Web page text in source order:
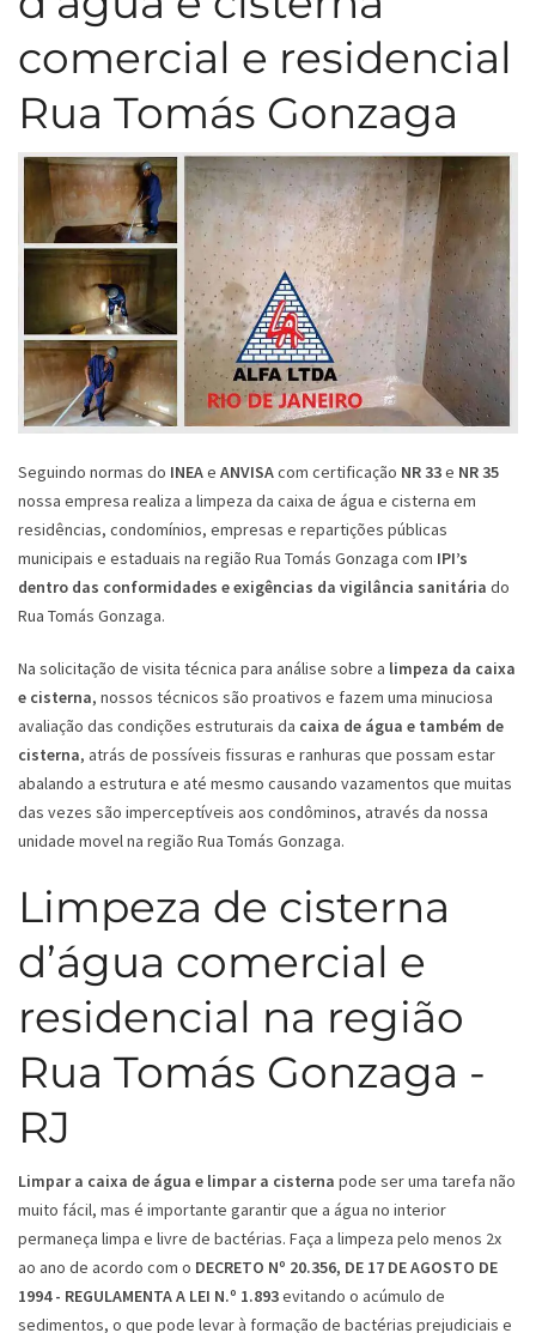
comercial e residencial
Rua Tomás Gonzaga
Seguindo normas do INEAe ANVISAcom certificação NR 33e NR 35
nossa empresa realiza a limpeza da caixa de água e cisterna em
residências, condomínios, empresas e repartições públicas
municipais e estaduais na região Rua Tomás Gonzaga com IPI’s
dentro das conformidades e exigências da vigilância sanitária do
Rua Tomás Gonzaga.
Na solicitação de visita técnica para análise sobre a limpeza da caixa
e cisterna, nossos técnicos são proativos e fazem uma minuciosa
avaliação das condições estruturais da caixa de água e também de
cisterna, atrás de possíveis fissuras e ranhuras que possam estar
abalando a estrutura e até mesmo causando vazamentos que muitas
das vezes são imperceptíveis aos condôminos, através da nossa
unidade movel na região Rua Tomás Gonzaga.
Limpeza de cisterna
d’água comercial e
residencial na região
Rua Tomás Gonzaga -
RJ
Limpar a caixa de água e limpar a cisterna pode ser uma tarefa não
muito fácil, mas é importante garantir que a água no interior
permaneça limpa e livre de bactérias. Faça a limpeza pelo menos 2x
ao ano de acordo com o DECRETO Nº 20.356, DE 17 DE AGOSTO DE
1994 - REGULAMENTA A LEI N.º 1.893evitando o acúmulo de
sedimentos, o que pode levar à formação de bactérias prejudiciais e